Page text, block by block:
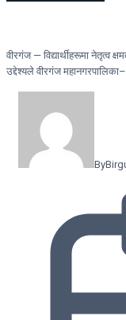
वीरगंज — विद्यार्थीहरूमा नेतृत्व
उद्देश्यले वीरगंज
By